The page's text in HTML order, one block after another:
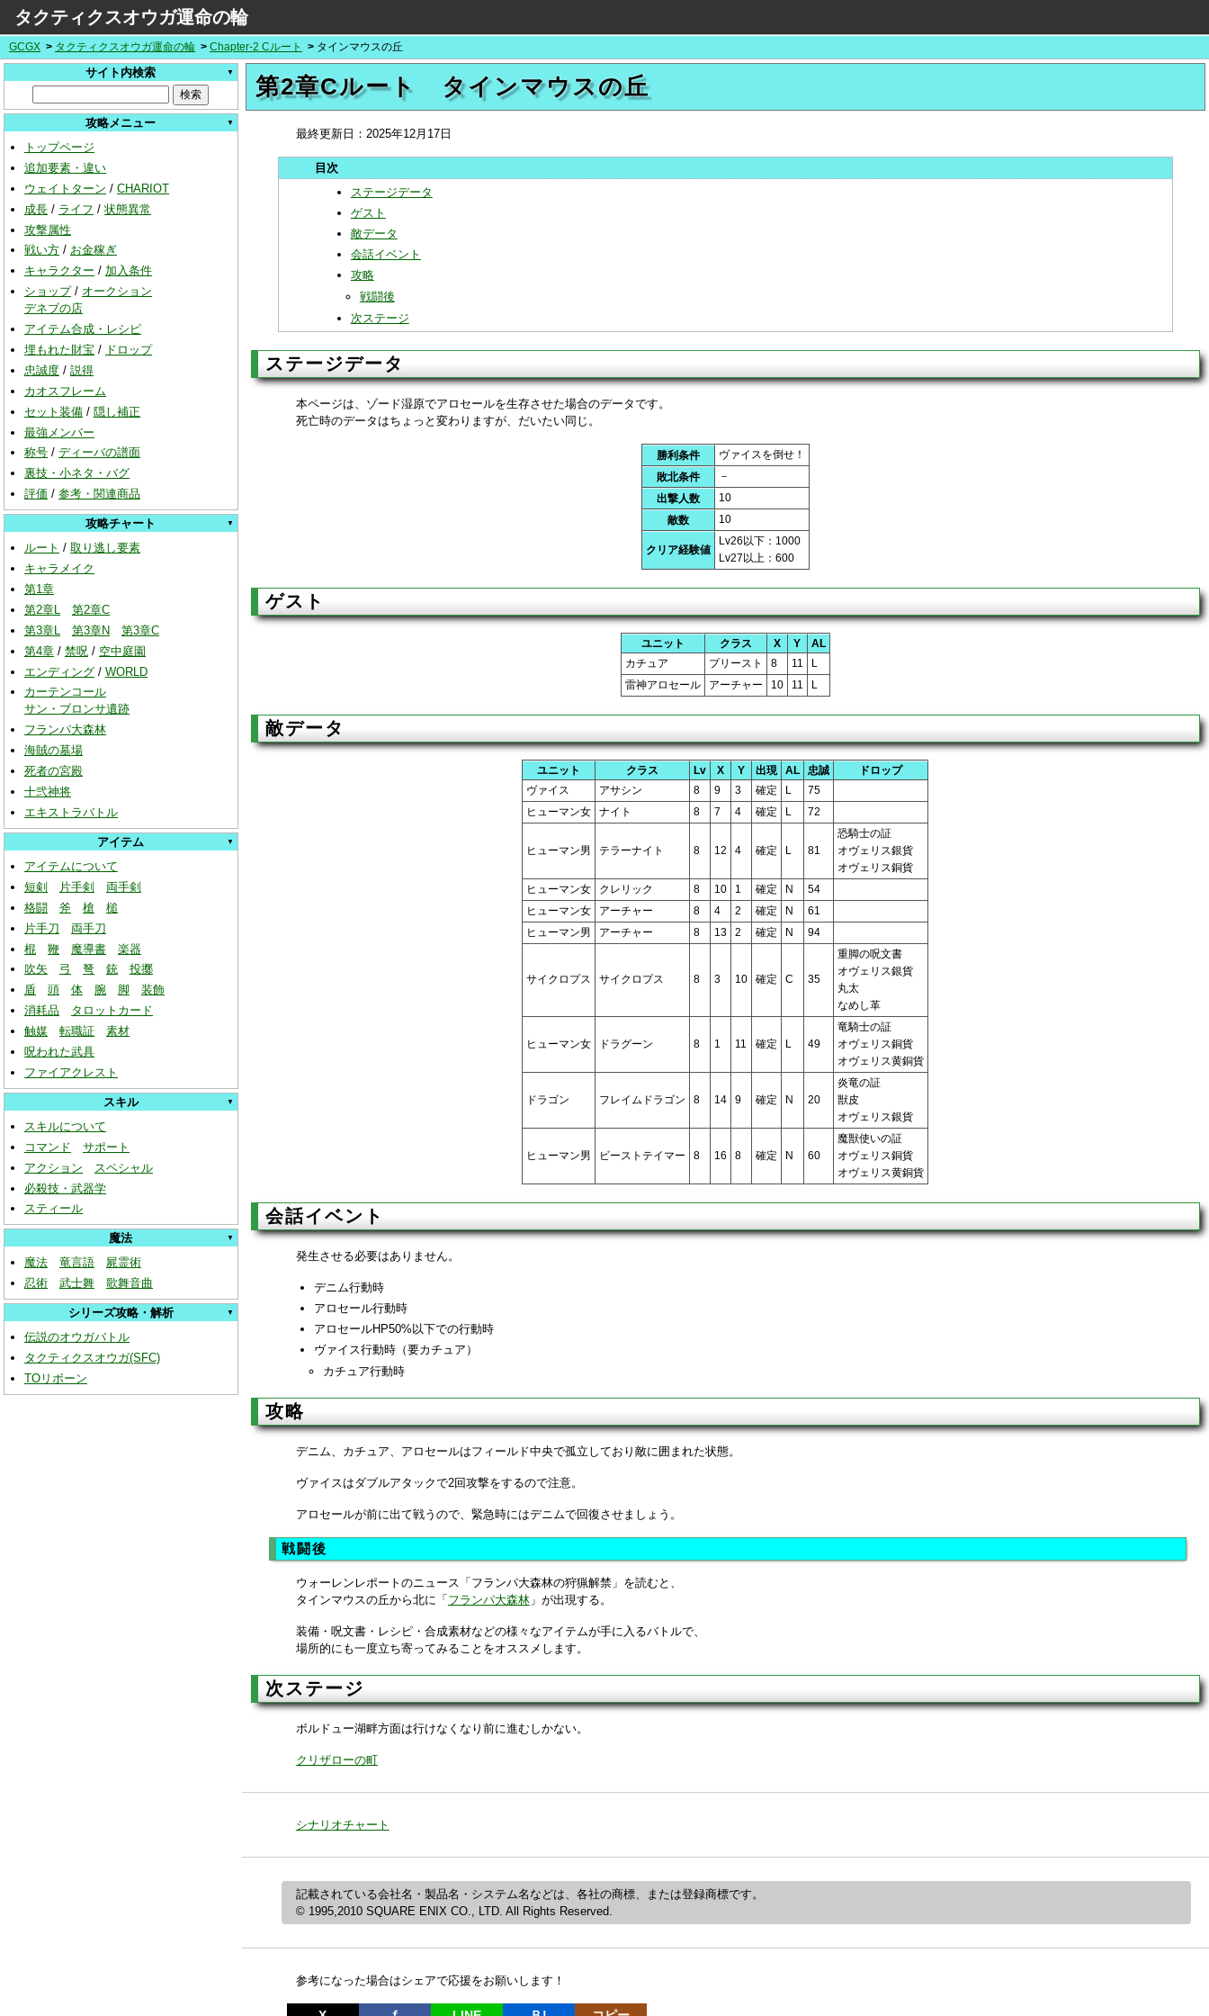
タクティクスオウガ運命の輪
GCGX タクティクスオウガ運命の輪 Chapter-2 Cルート タインマウスの丘
サイト内検索
攻略メニュー
トップページ
追加要素・違い
ウェイトターン / CHARIOT
成長 / ライフ / 状態異常
攻撃属性
戦い方 / お金稼ぎ
キャラクター / 加入条件
ショップ/ オークション
デネブの店
アイテム合成・レシピ
埋もれた財宝 / ドロップ
忠誠度 / 説得
カオスフレーム
セット装備 / 隠し補正
最強メンバー
称号 / ディーバの譜面
裏技・小ネタ・バグ
評価 / 参考・関連商品
攻略チャート
ルート / 取り逃し要素
キャラメイク
第1章
第2章L
第2章C
第3章L
第3章N
第3章C
第4章 / 禁呪 / 空中庭園
エンディング / WORLD
カーテンコール
サン・ブロンサ遺跡
フランパ大森林
海賊の墓場
死者の宮殿
十弐神将
エキストラバトル
アイテム
アイテムについて
短剣
片手剣
両手剣
格闘
斧 槍
槌
片手刀
両手刀
棍
鞭 魔導書
楽器
吹矢
弓 弩 銃
投擲
盾
頭 体 腕 脚
装飾
消耗品
タロットカード
触媒
転職証
素材
呪われた武具
ファイアクレスト
スキル
スキルについて
コマンド
サポート
アクション
スペシャル
必殺技・武器学
スティール
魔法
魔法
竜言語
屍霊術
忍術
武士舞 歌舞音曲
シリーズ攻略・解析
伝説のオウガバトル
タクティクスオウガ(SFC)
TOリボーン
第2章Cルート タインマウスの丘
最終更新日： 2025年12月17日
ステージデータ
ゲスト
敵データ
会話イベント
攻略
戦闘後
次ステージ
ステージデータ
本ページは、ゾード湿原でアロセールを生存させた場合のデータです。
死亡時のデータはちょっと変わりますが、だいたい同じ。
勝利条件
ヴァイスを倒せ！
敗北条件
－
出撃人数
10
敵数
10
クリア経験値
Lv26以下：1000
Lv27以上：600
ゲスト
ユニット クラス X Y
AL
カチュア
プリースト 8 11
L
雷神アロセール
アーチャー 10 11 L
敵データ
ユニット クラス Lv X Y 出現 AL 忠誠
ドロップ
ヴァイス
アサシン 8 9 3 確定 L
75
ヒューマン女
ナイト 8 7 4 確定 L 72
ヒューマン男 テラーナイト 8 12 4 確定 L 81
恐騎士の証
オヴェリス銀貨
オヴェリス銅貨
ヒューマン女
クレリック 8 10 1 確定 N
54
ヒューマン女
アーチャー 8 4 2 確定 N
61
ヒューマン男
アーチャー 8 13 2 確定 N 94
サイクロプス サイクロプス 8 3 10 確定 C 35
重脚の呪文書
オヴェリス銀貨
丸太
なめし革
ヒューマン女 ドラグーン 8 1 11 確定 L 49
竜騎士の証
オヴェリス銅貨
オヴェリス黄銅貨
ドラゴン フレイムドラゴン 8 14 9 確定 N 20
炎竜の証
獣皮
オヴェリス銀貨
ヒューマン男 ビーストテイマー 8 16 8 確定 N 60
魔獣使いの証
オヴェリス銅貨
オヴェリス黄銅貨
会話イベント
発生させる必要はありません。
デニム行動時
アロセール行動時
アロセールHP50%以下での行動時
ヴァイス行動時（要カチュア）
カチュア行動時
攻略
デニム、カチュア、アロセールはフィールド中央で孤立しており敵に囲まれた状態。
ヴァイスはダブルアタックで2回攻撃をするので注意。
アロセールが前に出て戦うので、緊急時にはデニムで回復させましょう。
戦闘後
ウォーレンレポートのニュース「フランパ大森林の狩猟解禁」を読むと、
タインマウスの丘から北に「 フランパ大森林」が出現する。
装備・呪文書・レシピ・合成素材などの様々なアイテムが手に入るバトルで、
場所的にも一度立ち寄ってみることをオススメします。
次ステージ
ボルドュー湖畔方面は行けなくなり前に進むしかない。
クリザローの町
シナリオチャート
記載されている会社名・製品名・システム名などは、各社の商標、または登録商標です。
© 1995,2010 SQUARE ENIX CO., LTD. All Rights Reserved.
参考になった場合はシェアで応援をお願いします！